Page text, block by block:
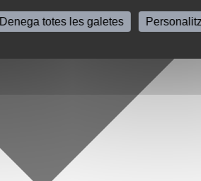
Denega totes les galetes